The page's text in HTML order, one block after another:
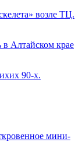
возле ТЦ.
Алтайском крае
90-х.
мини-